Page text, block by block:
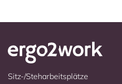
Sitz-/Steharbeitsplätze